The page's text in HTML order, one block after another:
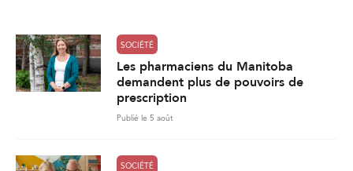
SOCIÉTÉ
Les pharmaciens du Manitoba
demandent plus de pouvoirs de
prescription
Publié le 5 août
SOCIÉTÉ